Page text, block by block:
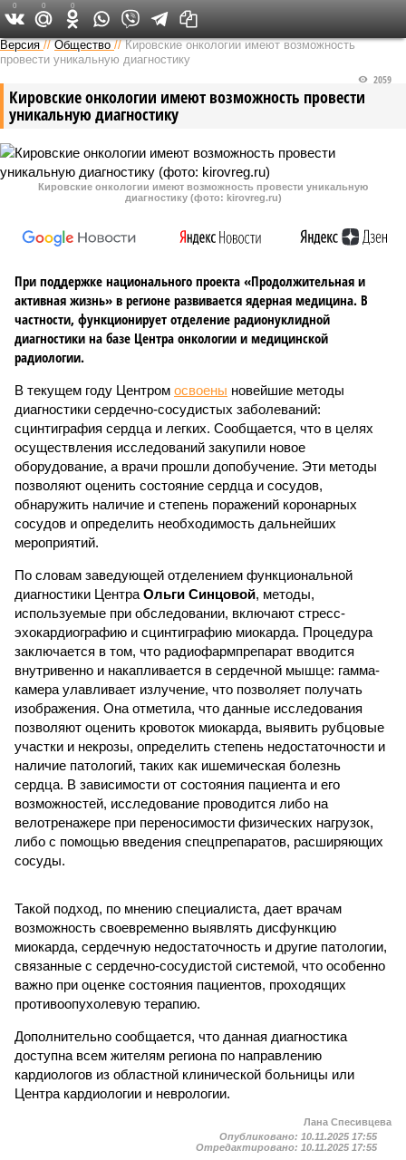
Версия в Кирове
Версия //Общество //Кировские онкологии имеют возможность
провести уникальную диагностику
Кировские онкологии имеют возможность провести
уникальную диагностику
2059
Кировские онкологии имеют возможность провести уникальную
диагностику (фото: kirovreg.ru)
При поддержке национального проекта «Продолжительная и
активная жизнь» в регионе развивается ядерная медицина. В
частности, функционирует отделение радионуклидной
диагностики на базе Центра онкологии и медицинской
радиологии.
В текущем году Центром освоены новейшие методы
диагностики сердечно-сосудистых заболеваний:
сцинтиграфия сердца и легких. Сообщается, что в целях
осуществления исследований закупили новое
оборудование, а врачи прошли допобучение. Эти методы
позволяют оценить состояние сердца и сосудов,
обнаружить наличие и степень поражений коронарных
сосудов и определить необходимость дальнейших
мероприятий.
По словам заведующей отделением функциональной
диагностики Центра Ольги Синцовой, методы,
используемые при обследовании, включают стресс-
эхокардиографию и сцинтиграфию миокарда. Процедура
заключается в том, что радиофармпрепарат вводится
внутривенно и накапливается в сердечной мышце: гамма-
камера улавливает излучение, что позволяет получать
изображения. Она отметила, что данные исследования
позволяют оценить кровоток миокарда, выявить рубцовые
участки и некрозы, определить степень недостаточности и
наличие патологий, таких как ишемическая болезнь
сердца. В зависимости от состояния пациента и его
возможностей, исследование проводится либо на
велотренажере при переносимости физических нагрузок,
либо с помощью введения спецпрепаратов, расширяющих
сосуды.
Такой подход, по мнению специалиста, дает врачам
возможность своевременно выявлять дисфункцию
миокарда, сердечную недостаточность и другие патологии,
связанные с сердечно-сосудистой системой, что особенно
важно при оценке состояния пациентов, проходящих
противоопухолевую терапию.
Дополнительно сообщается, что данная диагностика
доступна всем жителям региона по направлению
кардиологов из областной клинической больницы или
Центра кардиологии и неврологии.
0 0 0
Лана Спесивцева
Опубликовано: 10.11.2025 17:55
Отредактировано: 10.11.2025 17:55